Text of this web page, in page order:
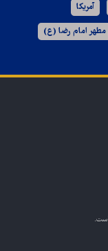
آمریکا
امام رضا (ع)